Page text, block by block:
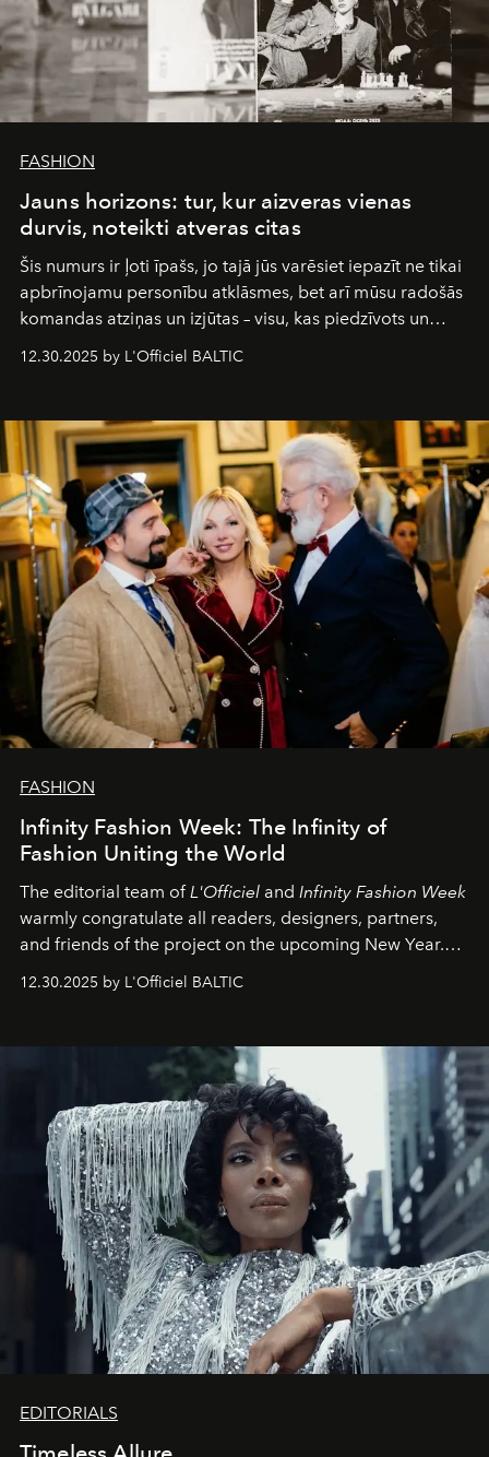
FASHION
Jauns horizons: tur, kur aizveras vienas
durvis, noteikti atveras citas
Šis numurs ir ļoti īpašs, jo tajā jūs varēsiet iepazīt ne tikai
apbrīnojamu personību atklāsmes, bet arī mūsu radošās
komandas atziņas un izjūtas – visu, kas piedzīvots un
pārdzīvots šo gandrīz 20 gadu laikā, veidojot žurnālu.
Šajā brīdī mums svarīgi pateikties visiem, kas bija kopā
sākums. Ar vissirsnīgākajiem laba vēlējumiem jūsu
L’Officiel Baltickomanda.
12.30.2025 by L'Officiel BALTIC
FASHION
Infinity Fashion Week: The Infinity of
Fashion Uniting the World
The editorial team ofL'Officiel and Infinity Fashion Week
warmly congratulate all readers, designers, partners,
and friends of the project on the upcoming New Year.
May 2026 bring growth, inspiration, bold ideas, and new
achievements.
12.30.2025 by L'Officiel BALTIC
EDITORIALS